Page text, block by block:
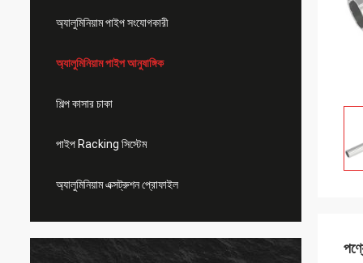
অ্যালুমিনিয়াম পাইপ সংযোগকারী
অ্যালুমিনিয়াম পাইপ আনুষাঙ্গিক
শিল্প কাসার চাকা
পাইপ Racking সিস্টেম
অ্যালুমিনিয়াম এক্সট্রুশন প্রোফাইল